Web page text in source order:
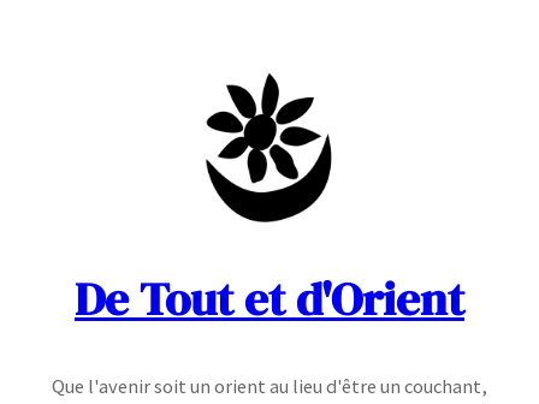
De Tout et d'Orient
Que l'avenir soit un orient au lieu d'être un couchant,